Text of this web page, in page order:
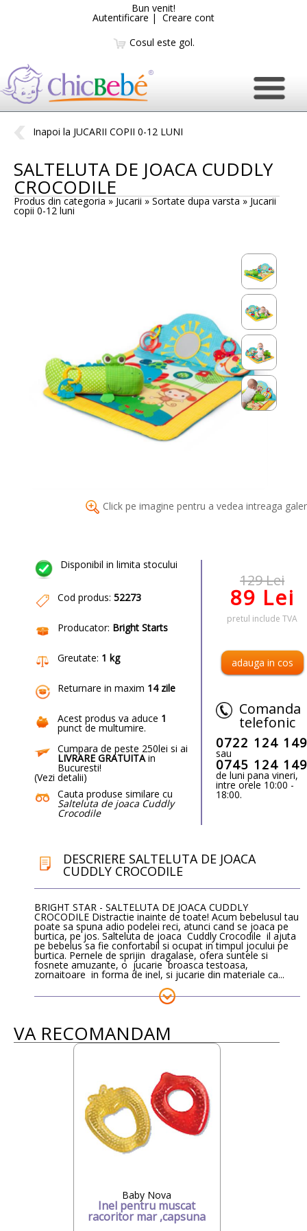
Bun venit!
Autentificare | Creare cont
Cosul este gol.
Inapoi la JUCARII COPII 0-12 LUNI
SALTELUTA DE JOACA CUDDLY
CROCODILE
Produs din categoria » Jucarii » Sortate dupa varsta »Jucarii
copii 0-12 luni
Click pe imagine pentru a vedea intreaga
Disponibil in limita stocului
Cod produs: 52273
Producator: Bright Starts
Greutate: 1 kg
Returnare in maxim 14 zile
Acest produs va aduce 1
punct de multumire.
Cumpara de peste 250lei si ai
LIVRARE GRATUITAin
Bucuresti!
(Vezi detalii)
Cauta produse similare cu
Salteluta de joaca Cuddly
Crocodile
129 Lei
89 Lei
pretul include TVA
Comanda
telefonic
0722 124 149
sau
0745 124 149
de luni pana vineri,
intre orele 10:00 -
18:00.
DESCRIERE SALTELUTA DE JOACA
CUDDLY CROCODILE
BRIGHT STAR - SALTELUTA DE JOACA CUDDLY
CROCODILE Distractie inainte de toate! Acum bebelusul tau
poate sa spuna adio podelei reci, atunci cand se joaca pe
burtica, pe jos. Salteluta de joaca Cuddly Crocodile il ajuta
pe bebelus sa fie confortabil si ocupat in timpul jocului pe
burtica. Pernele de sprijin dragalase, ofera suntele si
fosnete amuzante, o jucarie broasca testoasa,
zornaitoare in forma de inel, si jucarie din materiale ca...
VA RECOMANDAM
Baby Nova
Inel pentru muscat
racoritor mar ,capsuna